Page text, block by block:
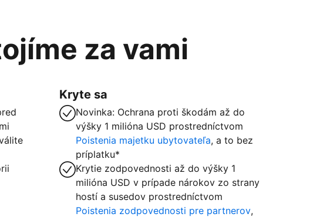
za vami
Kryte sa
Novinka: Ochrana proti škodám až do
výšky 1 milióna USD prostredníctvom
Poistenia majetku ubytovateľa, a to bez
príplatku*
Krytie zodpovednosti až do výšky 1
milióna USD v prípade nárokov zo strany
hostí a susedov prostredníctvom
Poistenia zodpovednosti pre partnerov,